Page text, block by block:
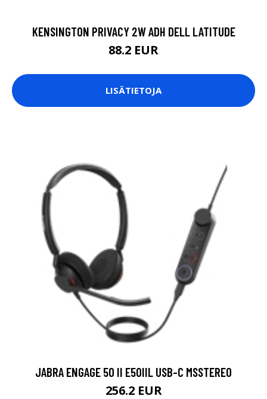
KENSINGTON PRIVACY 2W ADH DELL LATITUDE
88.2 EUR
LISÄTIETOJA
JABRA ENGAGE 50 II E50IIL USB-C MSSTEREO
256.2 EUR